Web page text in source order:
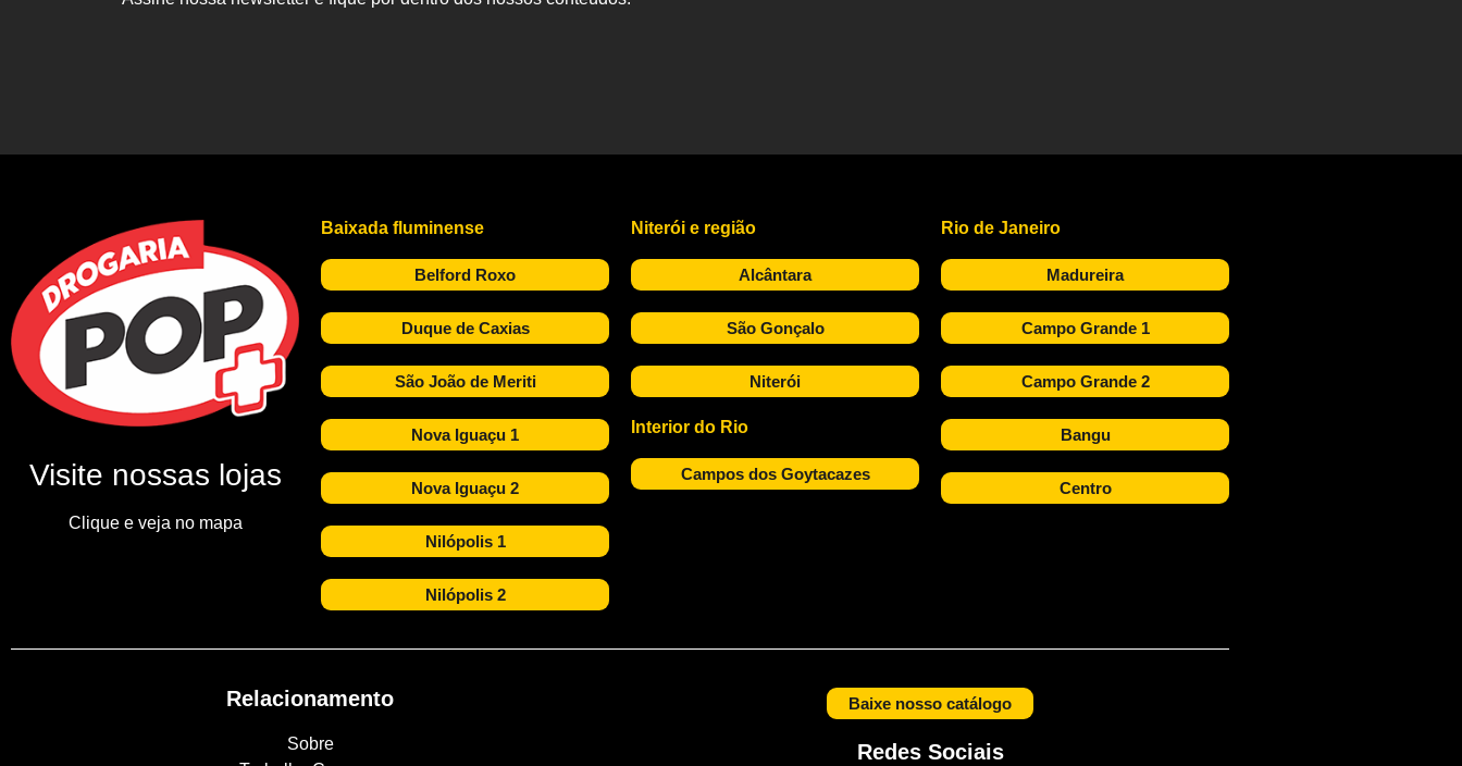
Visite nossas lojas
Clique e veja no mapa
Baixada fluminense
Belford Roxo
Duque de Caxias
São João de Meriti
Nova Iguaçu 1
Nova Iguaçu 2
Nilópolis 1
Nilópolis 2
Niterói e região
Alcântara
São Gonçalo
Niterói
Interior do Rio
Campos dos Goytacazes
Rio de Janeiro
Madureira
Campo Grande 1
Campo Grande 2
Bangu
Centro
Relacionamento
Sobre
Baixe nosso catálogo
Redes Sociais